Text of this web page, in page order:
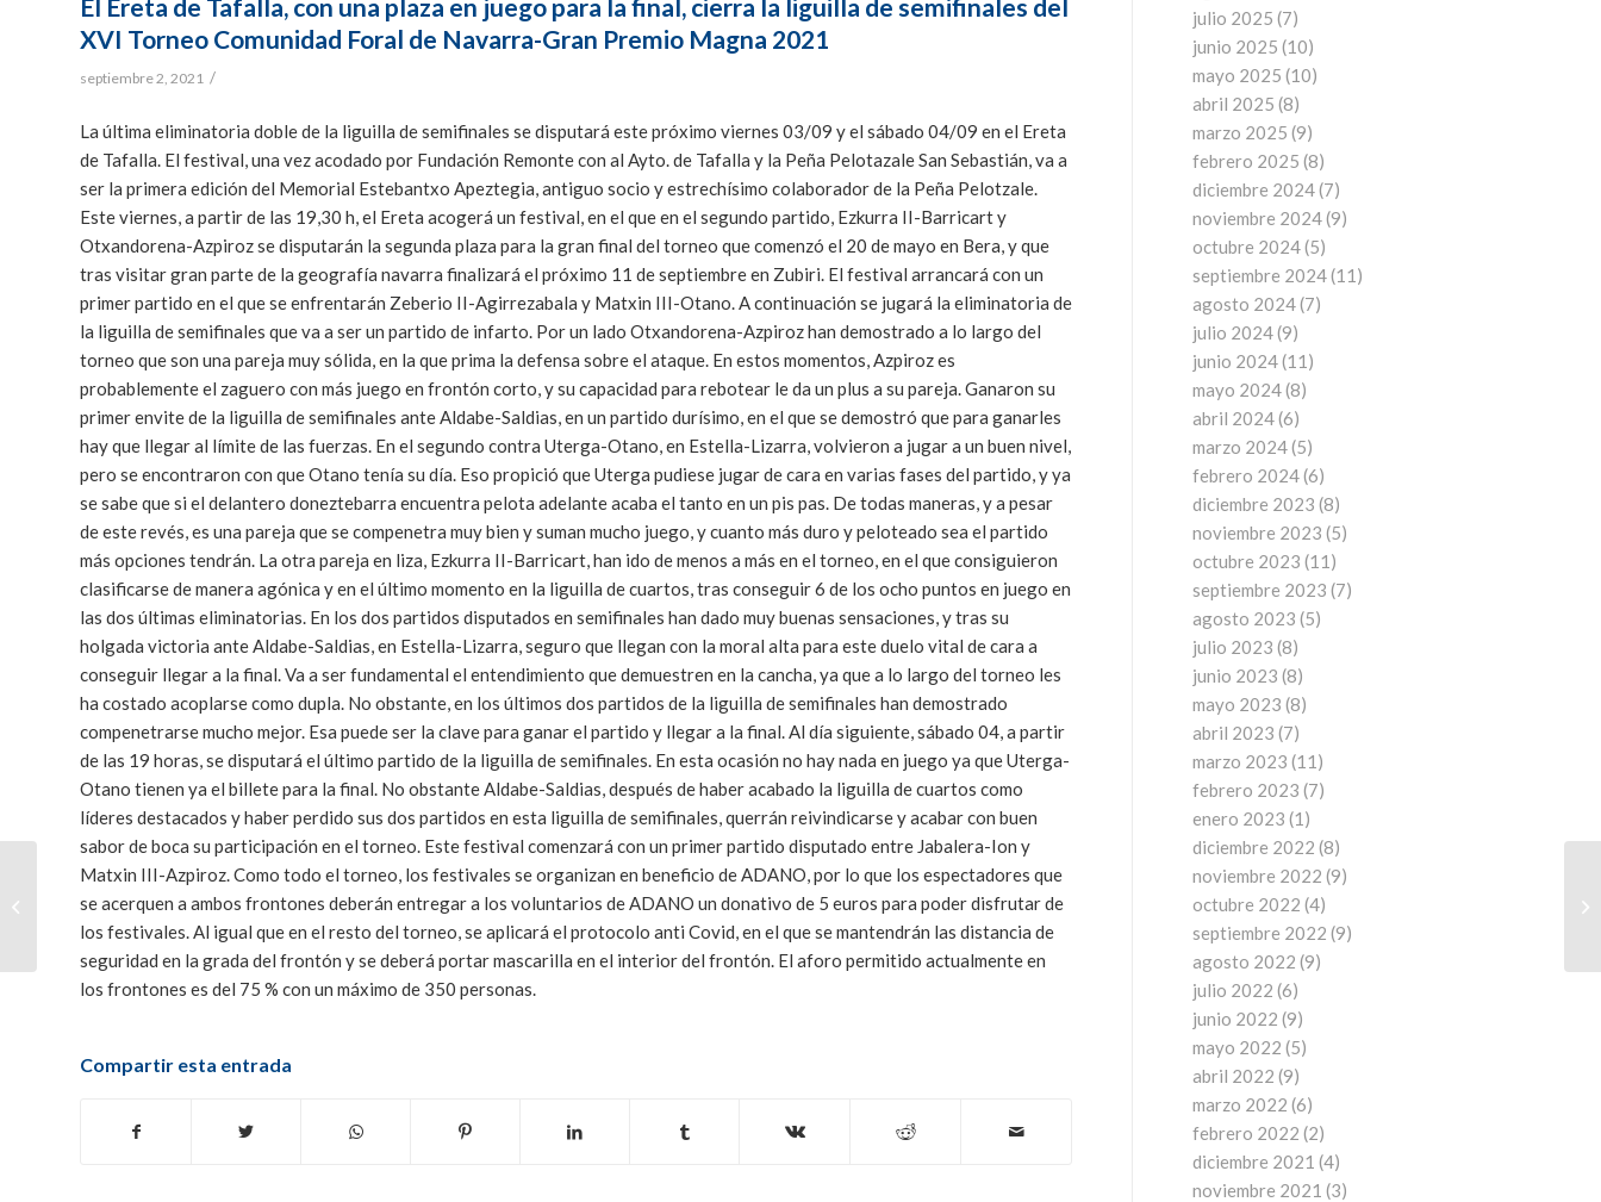
El Ereta de Tafalla, con una plaza en juego para la final, cierra la liguilla de semifinales del
XVI Torneo Comunidad Foral de Navarra-Gran Premio Magna 2021
septiembre 2, 2021 /
La última eliminatoria doble de la liguilla de semifinales se disputará este próximo viernes 03/09 y el sábado 04/09 en el Ereta
de Tafalla. El festival, una vez acodado por Fundación Remonte con al Ayto. de Tafalla y la Peña Pelotazale San Sebastián, va a
ser la primera edición del Memorial Estebantxo Apeztegia, antiguo socio y estrechísimo colaborador de la Peña Pelotzale.
Este viernes, a partir de las 19,30 h, el Ereta acogerá un festival, en el que en el segundo partido, Ezkurra II-Barricart y
Otxandorena-Azpiroz se disputarán la segunda plaza para la gran final del torneo que comenzó el 20 de mayo en Bera, y que
tras visitar gran parte de la geografía navarra finalizará el próximo 11 de septiembre en Zubiri. El festival arrancará con un
primer partido en el que se enfrentarán Zeberio II-Agirrezabala y Matxin III-Otano. A continuación se jugará la eliminatoria de
la liguilla de semifinales que va a ser un partido de infarto. Por un lado Otxandorena-Azpiroz han demostrado a lo largo del
torneo que son una pareja muy sólida, en la que prima la defensa sobre el ataque. En estos momentos, Azpiroz es
probablemente el zaguero con más juego en frontón corto, y su capacidad para rebotear le da un plus a su pareja. Ganaron su
primer envite de la liguilla de semifinales ante Aldabe-Saldias, en un partido durísimo, en el que se demostró que para ganarles
hay que llegar al límite de las fuerzas. En el segundo contra Uterga-Otano, en Estella-Lizarra, volvieron a jugar a un buen nivel,
pero se encontraron con que Otano tenía su día. Eso propició que Uterga pudiese jugar de cara en varias fases del partido, y ya
se sabe que si el delantero doneztebarra encuentra pelota adelante acaba el tanto en un pis pas. De todas maneras, y a pesar
de este revés, es una pareja que se compenetra muy bien y suman mucho juego, y cuanto más duro y peloteado sea el partido
más opciones tendrán. La otra pareja en liza, Ezkurra II-Barricart, han ido de menos a más en el torneo, en el que consiguieron
clasificarse de manera agónica y en el último momento en la liguilla de cuartos, tras conseguir 6 de los ocho puntos en juego en
las dos últimas eliminatorias. En los dos partidos disputados en semifinales han dado muy buenas sensaciones, y tras su
holgada victoria ante Aldabe-Saldias, en Estella-Lizarra, seguro que llegan con la moral alta para este duelo vital de cara a
conseguir llegar a la final. Va a ser fundamental el entendimiento que demuestren en la cancha, ya que a lo largo del torneo les
ha costado acoplarse como dupla. No obstante, en los últimos dos partidos de la liguilla de semifinales han demostrado
compenetrarse mucho mejor. Esa puede ser la clave para ganar el partido y llegar a la final. Al día siguiente, sábado 04, a partir
de las 19 horas, se disputará el último partido de la liguilla de semifinales. En esta ocasión no hay nada en juego ya que Uterga-
Otano tienen ya el billete para la final. No obstante Aldabe-Saldias, después de haber acabado la liguilla de cuartos como
líderes destacados y haber perdido sus dos partidos en esta liguilla de semifinales, querrán reivindicarse y acabar con buen
sabor de boca su participación en el torneo. Este festival comenzará con un primer partido disputado entre Jabalera-Ion y
Matxin III-Azpiroz. Como todo el torneo, los festivales se organizan en beneficio de ADANO, por lo que los espectadores que
se acerquen a ambos frontones deberán entregar a los voluntarios de ADANO un donativo de 5 euros para poder disfrutar de
los festivales. Al igual que en el resto del torneo, se aplicará el protocolo anti Covid, en el que se mantendrán las distancia de
seguridad en la grada del frontón y se deberá portar mascarilla en el interior del frontón. El aforo permitido actualmente en
los frontones es del 75 % con un máximo de 350 personas.
Compartir esta entrada
julio 2025 (7)
junio 2025 (10)
mayo 2025 (10)
abril 2025 (8)
marzo 2025 (9)
febrero 2025 (8)
diciembre 2024(7)
noviembre 2024(9)
octubre 2024(5)
septiembre 2024(11)
agosto 2024(7)
julio 2024(9)
junio 2024(11)
mayo 2024(8)
abril 2024(6)
marzo 2024(5)
febrero 2024(6)
diciembre 2023 (8)
noviembre 2023 (5)
octubre 2023 (11)
septiembre 2023 (7)
agosto 2023 (5)
julio 2023 (8)
junio 2023 (8)
mayo 2023 (8)
abril 2023 (7)
marzo 2023 (11)
febrero 2023 (7)
enero 2023 (1)
diciembre 2022 (8)
noviembre 2022 (9)
octubre 2022 (4)
septiembre 2022 (9)
agosto 2022 (9)
julio 2022 (6)
junio 2022 (9)
mayo 2022 (5)
abril 2022 (9)
marzo 2022 (6)
febrero 2022 (2)
diciembre 2021 (4)
noviembre 2021 (3)
Uterga-Otano ganan en
Comunidad...